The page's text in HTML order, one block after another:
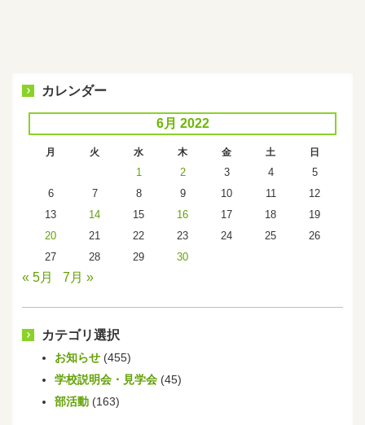
カレンダー
6月 2022
月 火 水 木 金 土 日
1 2 3 4
5
6
7 8 9 10 11
12
13
14 15 16 17 18
19
20
21 22 23 24 25
26
27
28 29 30
« 5月 7月 »
カテゴリ選択
お知らせ (455)
学校説明会・見学会 (45)
部活動 (163)